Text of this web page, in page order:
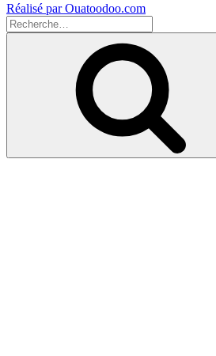
Réalisé par Ouatoodoo.com
Recherche
pour